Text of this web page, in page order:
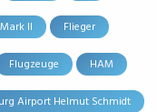
II Flieger
Flugzeuge HAM
Airport Helmut Schmidt